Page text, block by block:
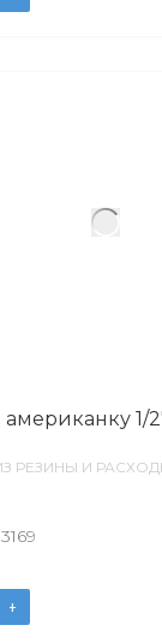
1/
РЕЗИНЫ И
3169